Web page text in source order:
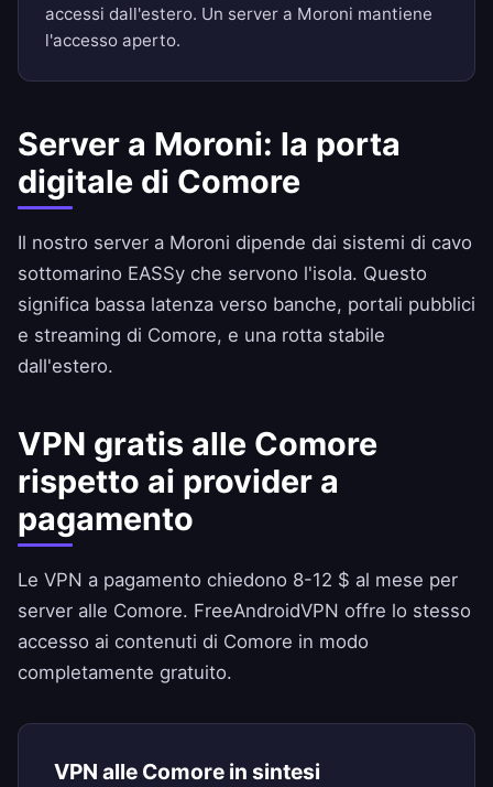
accessi dall'estero. Un server a Moroni mantiene
l'accesso aperto.
Server a Moroni: la porta
digitale di Comore
Il nostro server a Moroni dipende dai sistemi di cavo
sottomarino EASSy che servono l'isola. Questo
significa bassa latenza verso banche, portali pubblici
e streaming di Comore, e una rotta stabile
dall'estero.
VPN gratis alle Comore
rispetto ai provider a
pagamento
Le VPN a pagamento chiedono 8-12 $ al mese per
server alle Comore. FreeAndroidVPN offre lo stesso
accesso ai contenuti di Comore in modo
completamente gratuito.
VPN alle Comore in sintesi